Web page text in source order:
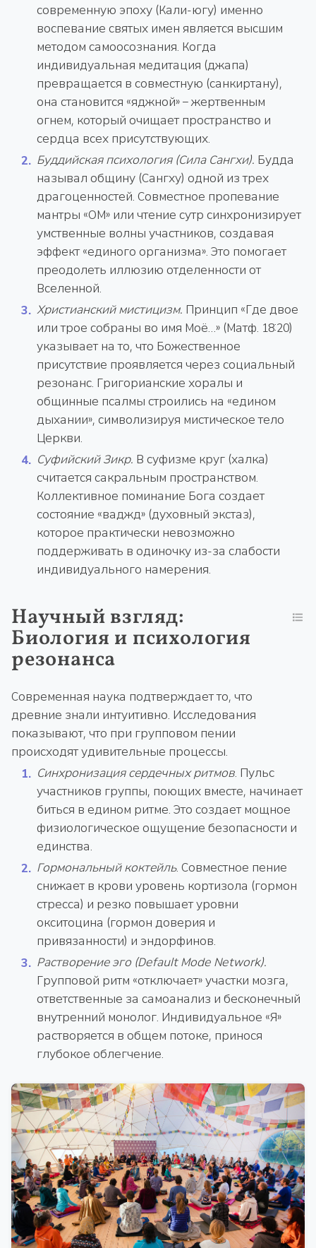
современную эпоху (Кали-югу) именно
воспевание святых имен является высшим
методом самоосознания. Когда
индивидуальная медитация (джапа)
превращается в совместную (санкиртану),
она становится «яджной» – жертвенным
огнем, который очищает пространство и
сердца всех присутствующих.
Буддийская психология (Сила Сангхи). Будда
называл общину (Сангху) одной из трех
драгоценностей. Совместное пропевание
мантры «ОМ» или чтение сутр синхронизирует
умственные волны участников, создавая
эффект «единого организма». Это помогает
преодолеть иллюзию отделенности от
Вселенной.
Христианский мистицизм. Принцип «Где двое
или трое собраны во имя Моё…» (Матф. 18:20)
указывает на то, что Божественное
присутствие проявляется через социальный
резонанс. Григорианские хоралы и
общинные псалмы строились на «едином
дыхании», символизируя мистическое тело
Церкви.
Суфийский Зикр. В суфизме круг (халка)
считается сакральным пространством.
Коллективное поминание Бога создает
состояние «ваджд» (духовный экстаз),
которое практически невозможно
поддерживать в одиночку из-за слабости
индивидуального намерения.
Научный взгляд:
Биология и психология
резонанса
Современная наука подтверждает то, что
древние знали интуитивно. Исследования
показывают, что при групповом пении
происходят удивительные процессы.
Синхронизация сердечных ритмов. Пульс
участников группы, поющих вместе, начинает
биться в едином ритме. Это создает мощное
физиологическое ощущение безопасности и
единства.
Гормональный коктейль. Совместное пение
снижает в крови уровень кортизола (гормон
стресса) и резко повышает уровни
окситоцина (гормон доверия и
привязанности) и эндорфинов.
Растворение эго (Default Mode Network).
Групповой ритм «отключает» участки мозга,
ответственные за самоанализ и бесконечный
внутренний монолог. Индивидуальное «Я»
растворяется в общем потоке, принося
глубокое облегчение.